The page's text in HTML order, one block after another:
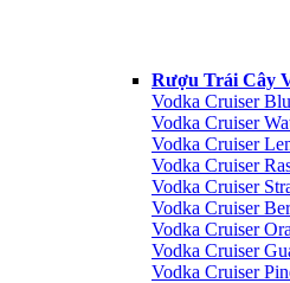
Rượu Trái Cây
Vodka Cruiser
Vodka Cruiser
Vodka Cruiser
Vodka Cruiser
Vodka Cruiser
Vodka Cruiser
Vodka Cruiser
Vodka Cruiser
Vodka Cruiser